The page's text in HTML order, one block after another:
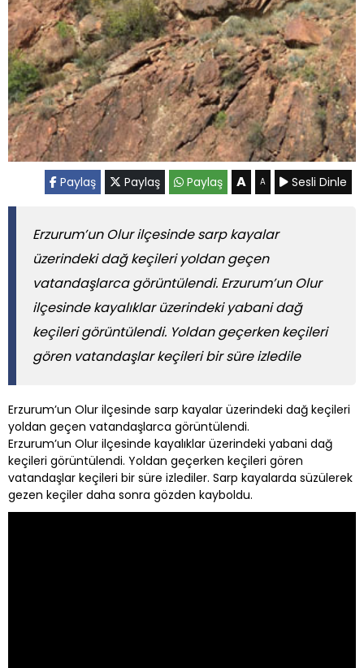
Paylaş Paylaş Paylaş A A Sesli Dinle
Erzurum’un Olur ilçesinde sarp kayalar
üzerindeki dağ keçileri yoldan geçen
vatandaşlarca görüntülendi. Erzurum’un Olur
ilçesinde kayalıklar üzerindeki yabani dağ
keçileri görüntülendi. Yoldan geçerken keçileri
gören vatandaşlar keçileri bir süre izledile
Erzurum’un Olur ilçesinde sarp kayalar üzerindeki dağ keçileri
yoldan geçen vatandaşlarca görüntülendi.
Erzurum’un Olur ilçesinde kayalıklar üzerindeki yabani dağ
keçileri görüntülendi. Yoldan geçerken keçileri gören
vatandaşlar keçileri bir süre izlediler. Sarp kayalarda süzülerek
gezen keçiler daha sonra gözden kayboldu.